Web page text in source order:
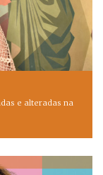
e alteradas na